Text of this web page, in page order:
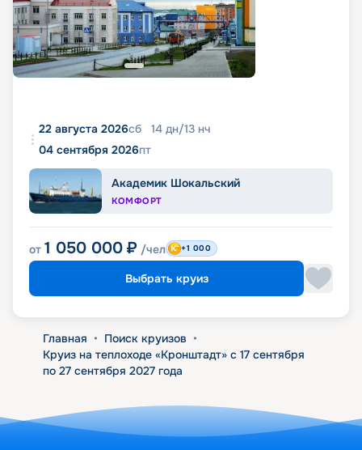
22 августа 2026сб 14 дн/13 нч
04 сентября 2026пт
Академик Шокальский
КОМФОРТ
от 1 050 000 ₽ /чел +1 000
Выбрать круиз
Главная • Поиск круизов •
Круиз на теплоходе «Кронштадт» с 17 сентября
по 27 сентября 2027 года